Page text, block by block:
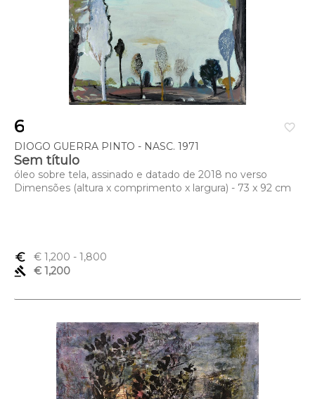
favorite_border
6
DIOGO GUERRA PINTO - NASC. 1971
Sem título
óleo sobre tela, assinado e datado de 2018 no verso
Dimensões (altura x comprimento x largura) - 73 x 92 cm
euro_symbol € 1,200 - 1,800
gavel
€ 1,200